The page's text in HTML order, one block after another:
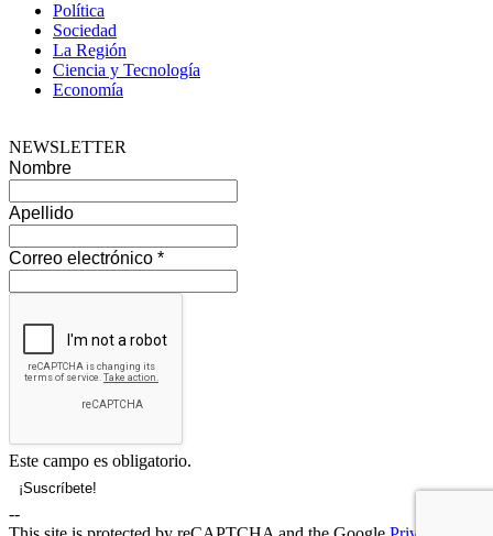
Política
Sociedad
La Región
Ciencia y Tecnología
Economía
NEWSLETTER
Nombre
Apellido
Correo electrónico *
Este campo es obligatorio.
--